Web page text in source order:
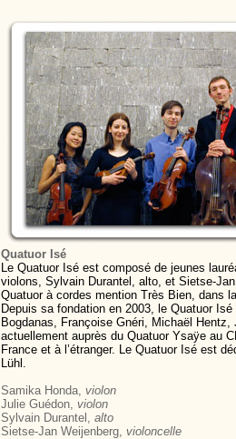
Quatuor Isé
Le Quatuor Isé est composé de jeunes
violons, Sylvain Durantel, alto, et Sietse-
Quatuor à cordes mention Très Bien, dans
Depuis sa fondation en 2003, le Quatuor
Bogdanas, Françoise Gnéri, Michaël
actuellement auprès du Quatuor Ysaÿe au
France et à l’étranger. Le Quatuor Isé est
Lühl.
Samika Honda, violon
Julie Guédon, violon
Sylvain Durantel, alto
Sietse-Jan Weijenberg, violoncelle